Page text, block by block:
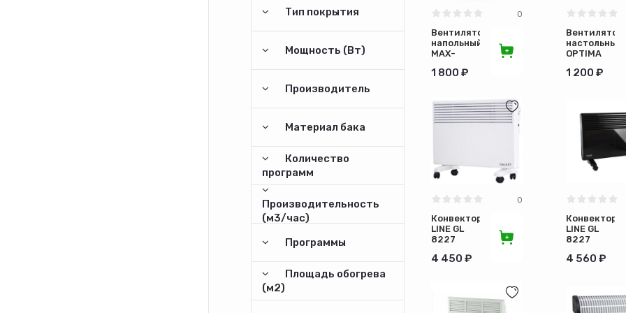
Тип покрытия
Мощность (Вт)
Производитель
Материал бака
Количество
программ
Производительность
(м3/час)
Программы
Площадь обогрева
(м2)
0
Вентилятор
напольный
MAX-
1 800 ₽
Вентилятор
настольный
OPTIMA
1 200 ₽
0
Конвектор
LINE GL
8227
4 450 ₽
Конвектор
LINE GL
8227
4 560 ₽